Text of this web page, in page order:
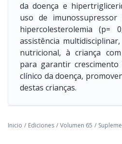
da doença e
uso de imunossupressor
hipercolesterolemia (p=
assistência
nutricional, à criança
para garantir
clínico da doença,
destas crianças.
Inicio / Ediciones / Volumen 65 /